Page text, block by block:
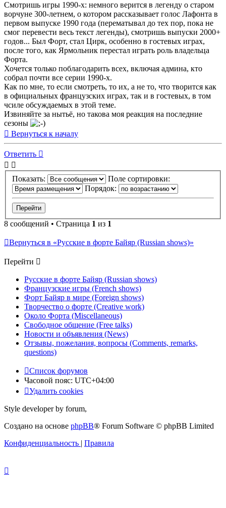
Смотришь игры 1990-х: немного верится в легенду о старом
ворчуне 300-летнем, о котором рассказывает голос Лафонта в
первом выпуске 1990 года (перематывал до тех пор, пока не
смог перевести весь текст легенды), смотришь выпуски 2000+
годов... Был Форт, стал Цирк, особенно в гостевых играх,
после того, как Ярмольник перестал играть роль владельца
Форта.
Хочется только поблагодарить всех, включая админа, кто
собрал почти все серии 1990-х.
Как по мне, то если смотреть, то их, а не то, что творится как
в официальных французских играх, так и в гостевых, в том
чсиле обсуждаемых в этой теме.
Извиняйте за нытьё, но такова моя реакция на последние
сезоны
Вернуться к началу
Ответить
Показать:
Поле сортировки:
Порядок:
8 сообщений • Страница 1 из 1
Вернуться в «Русские в форте Байяр (Russian shows)»
Перейти
Русские в форте Байяр (Russian shows)
Французские игры (French shows)
Форт Байяр в мире (Foreign shows)
Творчество о форте (Creative work)
Около Форта (Miscellaneous)
Свободное общение (Free talks)
Новости и объявления (News)
Отзывы, пожелания, вопросы (Comments, remarks,
questions)
Список форумов
Часовой пояс: UTC+04:00
Удалить cookies
Style developer by forum,
Создано на основе phpBB® Forum Software © phpBB Limited
Конфиденциальность | Правила